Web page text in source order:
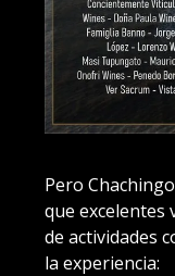
Pero
que excelentes
de actividades
la experiencia: